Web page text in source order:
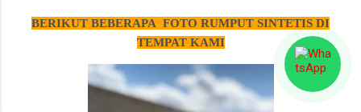
BERIKUT BEBERAPA FOTO RUMPUT SINTETIS DI
TEMPAT KAMI